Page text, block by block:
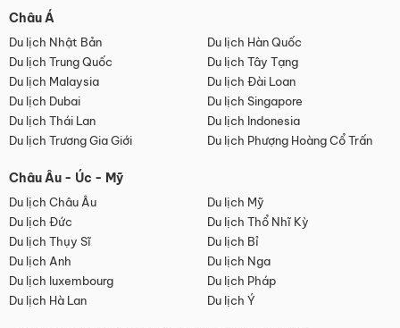
Châu Á
Du lịch Nhật Bản
Du lịch Hàn Quốc
Du lịch Trung Quốc
Du lịch Tây Tạng
Du lịch Malaysia
Du lịch Đài Loan
Du lịch Dubai
Du lịch Singapore
Du lịch Thái Lan
Du lịch Indonesia
Du lịch Trương Gia Giới
Du lịch Phượng Hoàng Cổ Trấn
Châu Âu - Úc - Mỹ
Du lịch Châu Âu
Du lịch Mỹ
Du lịch Đức
Du lịch Thổ Nhĩ Kỳ
Du lịch Thụy Sĩ
Du lịch Bỉ
Du lịch Anh
Du lịch Nga
Du lịch luxembourg
Du lịch Pháp
Du lịch Hà Lan
Du lịch Ý